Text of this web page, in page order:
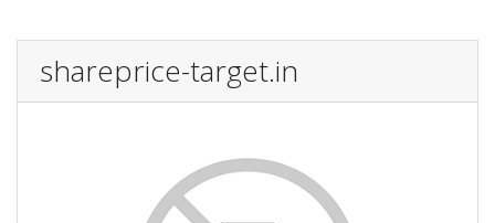
shareprice-target.in